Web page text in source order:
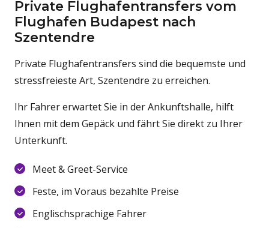
Private Flughafentransfers vom
Flughafen Budapest nach
Szentendre
Private Flughafentransfers sind die bequemste und
stressfreieste Art, Szentendre zu erreichen.
Ihr Fahrer erwartet Sie in der Ankunftshalle, hilft
Ihnen mit dem Gepäck und fährt Sie direkt zu Ihrer
Unterkunft.
Meet & Greet-Service
Feste, im Voraus bezahlte Preise
Englischsprachige Fahrer